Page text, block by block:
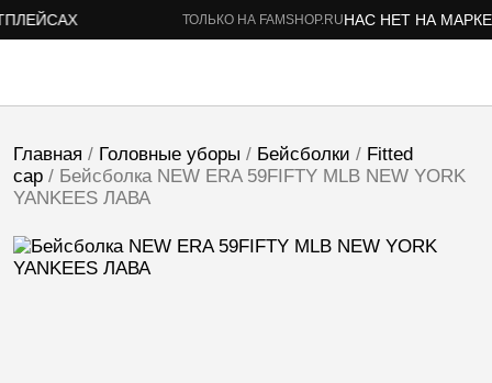
ТОЛЬКО НА FAMSHOP.RUНАС НЕТ НА
Главная / Головные уборы / Бейсболки / Fitted
cap/ Бейсболка NEW ERA 59FIFTY MLB NEW YORK
YANKEES ЛАВА